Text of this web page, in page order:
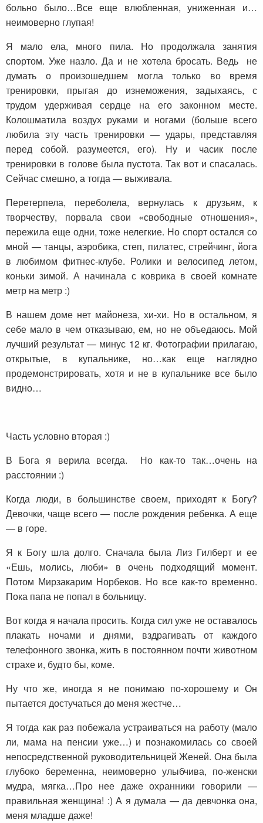
больно было…Все еще влюбленная, униженная и…
неимоверно глупая!
Я мало ела, много пила. Но продолжала занятия
спортом. Уже назло. Да и не хотела бросать. Ведь не
думать о произошедшем могла только во время
тренировки, прыгая до изнеможения, задыхаясь, с
трудом удерживая сердце на его законном месте.
Колошматила воздух руками и ногами (больше всего
любила эту часть тренировки — удары, представляя
перед собой. разумеется, его). Ну и часик после
тренировки в голове была пустота. Так вот и спасалась.
Сейчас смешно, а тогда — выживала.
Перетерпела, переболела, вернулась к друзьям, к
творчеству, порвала свои «свободные отношения»,
пережила еще одни, тоже нелегкие. Но спорт остался со
мной — танцы, аэробика, степ, пилатес, стрейчинг, йога
в любимом фитнес-клубе. Ролики и велосипед летом,
коньки зимой. А начинала с коврика в своей комнате
метр на метр :)
В нашем доме нет майонеза, хи-хи. Но в остальном, я
себе мало в чем отказываю, ем, но не объедаюсь. Мой
лучший результат — минус 12 кг. Фотографии прилагаю,
открытые, в купальнике, но…как еще наглядно
продемонстрировать, хотя и не в купальнике все было
видно…
Часть условно вторая :)
В Бога я верила всегда. Но как-то так…очень на
расстоянии :)
Когда люди, в большинстве своем, приходят к Богу?
Девочки, чаще всего — после рождения ребенка. А еще
— в горе.
Я к Богу шла долго. Сначала была Лиз Гилберт и ее
«Ешь, молись, люби» в очень подходящий момент.
Потом Мирзакарим Норбеков. Но все как-то временно.
Пока папа не попал в больницу.
Вот когда я начала просить. Когда сил уже не оставалось
плакать ночами и днями, вздрагивать от каждого
телефонного звонка, жить в постоянном почти животном
страхе и, будто бы, коме.
Ну что же, иногда я не понимаю по-хорошему и Он
пытается достучаться до меня жестче…
Я тогда как раз побежала устраиваться на работу (мало
ли, мама на пенсии уже…) и познакомилась со своей
непосредственной руководительницей Женей. Она была
глубоко беременна, неимоверно улыбчива, по-женски
мудра, мягка…Про нее даже охранники говорили —
правильная женщина! :) А я думала — да девчонка она,
меня младше даже!